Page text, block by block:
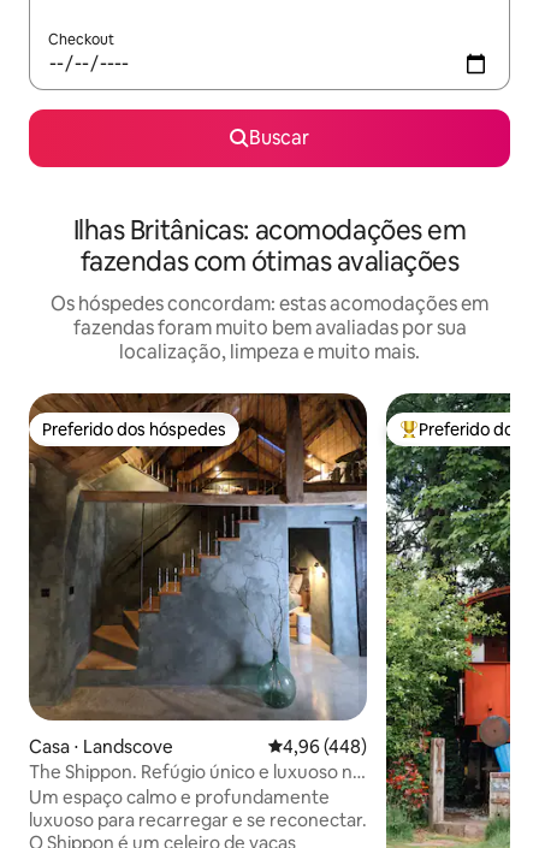
Checkout
Buscar
Ilhas Britânicas: acomodações em
fazendas com ótimas avaliações
Os hóspedes concordam: estas acomodações em
fazendas foram muito bem avaliadas por sua
localização, limpeza e muito mais.
Preferido dos hóspedes
Preferido dos hóspedes
Casa ⋅ Landscove 4,96 de uma avaliação média de
4,96 (448)
The Shippon. Refúgio único e luxuoso no
sul de Devon.
Um espaço calmo e profundamente
luxuoso para recarregar e se reconectar.
O Shippon é um celeiro de vacas
Entre os
Preferido dos